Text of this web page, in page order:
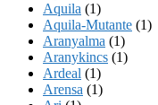
Aquila (1)
Aquila-Mutante (1)
Aranyalma (1)
Aranykincs (1)
Ardeal (1)
Arensa (1)